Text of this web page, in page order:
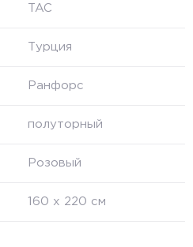
TAC
Турция
Ранфорс
полуторный
Розовый
160 х 220 см